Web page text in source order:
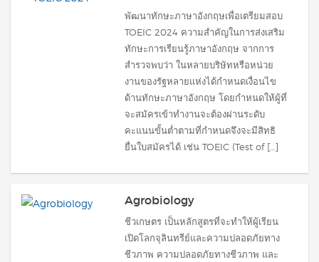
พัฒนาทักษะภาษาอังกฤษเพื่อเตรียมสอบ
TOEIC 2024 ความสำคัญในการส่งเสริม
ทักษะการเรียนรู้ภาษาอังกฤษ จากการ
สำรวจพบว่า ในหลายบริษัทหรือหน่วย
งานของรัฐหลายแห่งได้กำหนดเงื่อนไข
ด้านทักษะภาษาอังกฤษ โดยกำหนดให้ผู้ที่
จะสมัครเข้าทำงานจะต้องผ่านระดับ
คะแนนขั้นต่ำตามที่กำหนดจึงจะมีสิทธิ
ยื่นใบสมัครได้ เช่น TOEIC (Test of […]
Agrobiology
ชีวเกษตร เป็นหลักสูตรที่จะทำให้ผู้เรียน
เปิดโลกจุลินทรีย์และความปลอดภัยทาง
ชีวภาพ ความปลอดภัยทางชีวภาพ และ